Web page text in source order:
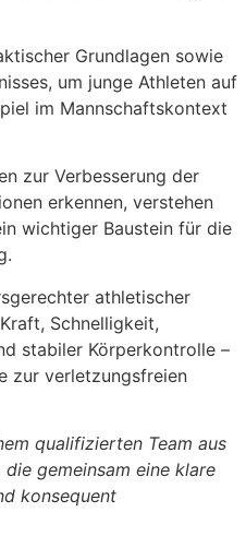
Grundlagen sowie
um junge Athleten auf
im Mannschaftskontext
zur Verbesserung der
erkennen, verstehen
wichtiger Baustein für die
athletischer
Schnelligkeit,
stabiler Körperkontrolle –
zur verletzungsfreien
qualifizierten Team aus
gemeinsam eine klare
konsequent